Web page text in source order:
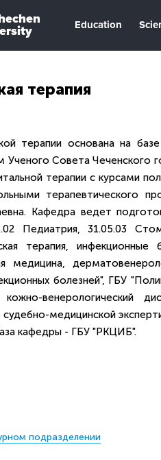
Education
терапия
терапии основана на
Совета Чеченского
терапии с курсами
терапевтического
Кафедра ведет
Педиатрия, 31.05.03
терапия,
медицина,
болезней", ГБУ
кожно-венерологический
медицинской
кафедры - ГБУ "РКЦИБ".
подразделении